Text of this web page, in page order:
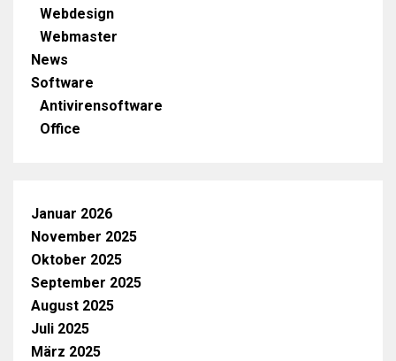
Webdesign
Webmaster
News
Software
Antivirensoftware
Office
Januar 2026
November 2025
Oktober 2025
September 2025
August 2025
Juli 2025
März 2025